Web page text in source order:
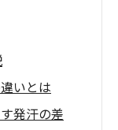
いとは
発汗の差